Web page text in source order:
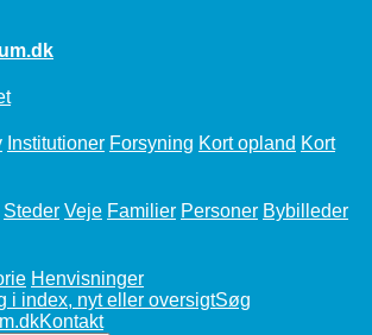
Institutioner Forsyning Kort opland Kort
Steder Veje Familier Personer Bybilleder
Henvisninger
Søg
Kontakt